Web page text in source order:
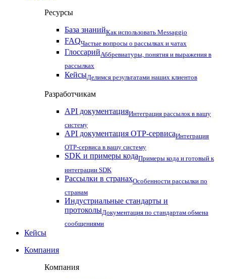
Ресурсы
База знанийКак использовать Messaggio
FAQЧастые вопросы о рассылках и чатах
ГлоссарийАббревиатуры, понятия и выражения в
рассылках
КейсыДелимся результатами наших клиентов
Разработчикам
API документацияИнтеграция рассылок в вашу
систему
API документация OTP-сервисаИнтеграция
OTP-сервиса в вашу систему
SDK и примеры кодаПримеры кода и готовый к
интеграции SDK
Рассылки в странахОсобенности рассылки по
странам
Индустриальные стандарты и
протоколыДокументация по стандартам обмена
сообщениями
Кейсы
Компания
Компания